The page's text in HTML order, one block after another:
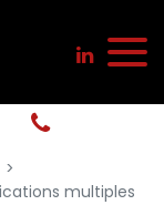
multiples